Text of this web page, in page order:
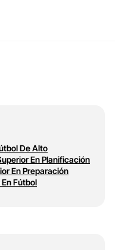
De Alto
En Planificación
En Preparación
Fútbol